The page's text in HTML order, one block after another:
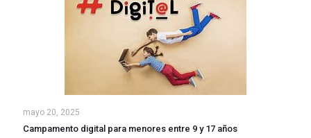
mayo 20, 2025
Campamento digital para menores entre 9 y 17 años